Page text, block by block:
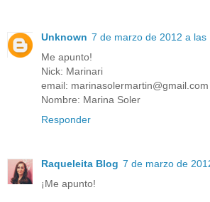
Unknown 7 de marzo de 2012 a las
Me apunto!
Nick: Marinari
email: marinasolermartin@gmail.com
Nombre: Marina Soler
Responder
Raqueleita Blog 7 de marzo de
¡Me apunto!